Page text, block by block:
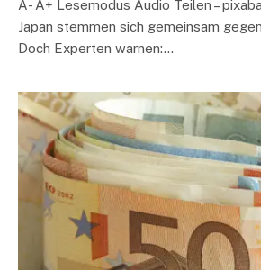
A- A+ Lesemodus Audio Teilen –
Japan stemmen sich gemeinsam
Doch Experten warnen:…